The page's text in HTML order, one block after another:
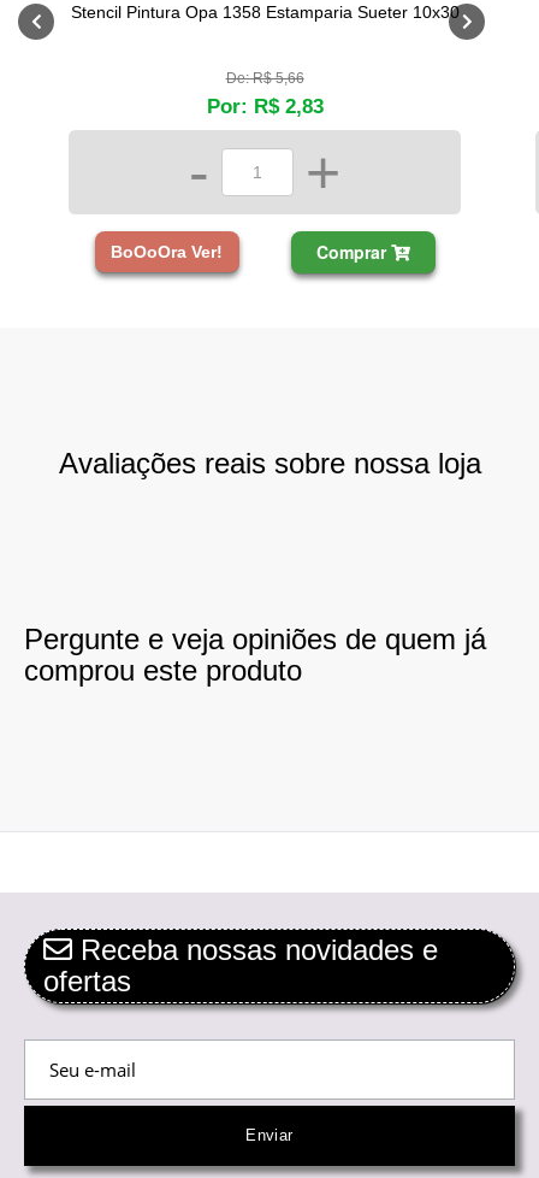
Stencil Pintura Opa 1358 Estamparia Sueter 10x30
De: R$ 5,66
Por: R$ 2,83
- +
BoOoOra Ver! Comprar
Avaliações reais sobre nossa loja
Pergunte e veja opiniões de quem já
comprou este produto
Receba nossas novidades e
ofertas